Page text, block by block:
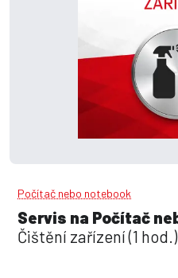
Počítač nebo notebook
Servis na Počítač
Čištění zařízení (1 hod.)